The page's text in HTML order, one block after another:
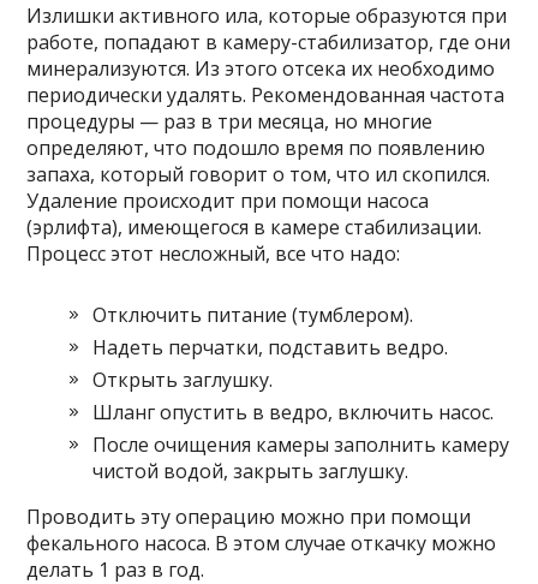
Излишки активного ила, которые образуются при
работе, попадают в камеру-стабилизатор, где они
минерализуются. Из этого отсека их необходимо
периодически удалять. Рекомендованная частота
процедуры — раз в три месяца, но многие
определяют, что подошло время по появлению
запаха, который говорит о том, что ил скопился.
Удаление происходит при помощи насоса
(эрлифта), имеющегося в камере стабилизации.
Процесс этот несложный, все что надо:
Отключить питание (тумблером).
Надеть перчатки, подставить ведро.
Открыть заглушку.
Шланг опустить в ведро, включить насос.
После очищения камеры заполнить камеру
чистой водой, закрыть заглушку.
Проводить эту операцию можно при помощи
фекального насоса. В этом случае откачку можно
делать 1 раз в год.